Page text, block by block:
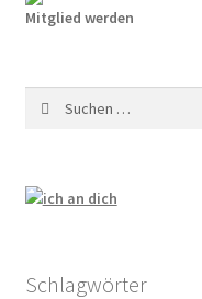
Mitglied werden
Schlagwörter